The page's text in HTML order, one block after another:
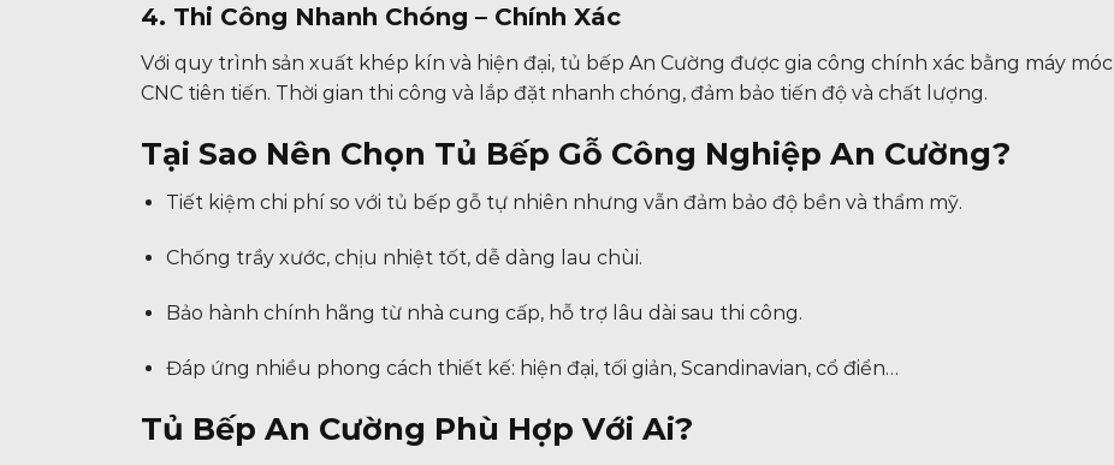
4. Thi Công Nhanh Chóng – Chính Xác
Với quy trình sản xuất khép kín và hiện đại, tủ bếp An Cường được gia công chính xác bằng máy móc
CNC tiên tiến. Thời gian thi công và lắp đặt nhanh chóng, đảm bảo tiến độ và chất lượng.
Tại Sao Nên Chọn Tủ Bếp Gỗ Công Nghiệp An Cường?
Tiết kiệm chi phí so với tủ bếp gỗ tự nhiên nhưng vẫn đảm bảo độ bền và thẩm mỹ.
Chống trầy xước, chịu nhiệt tốt, dễ dàng lau chùi.
Bảo hành chính hãng từ nhà cung cấp, hỗ trợ lâu dài sau thi công.
Đáp ứng nhiều phong cách thiết kế: hiện đại, tối giản, Scandinavian, cổ điển…
Tủ Bếp An Cường Phù Hợp Với Ai?